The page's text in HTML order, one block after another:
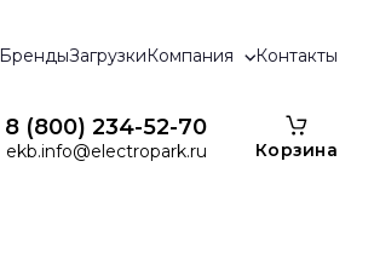
БрендыЗагрузкиКомпания Контакты
8 (800) 234-52-70
ekb.info@electropark.ru Корзина